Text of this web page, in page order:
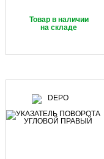
Товар в наличии
на складе